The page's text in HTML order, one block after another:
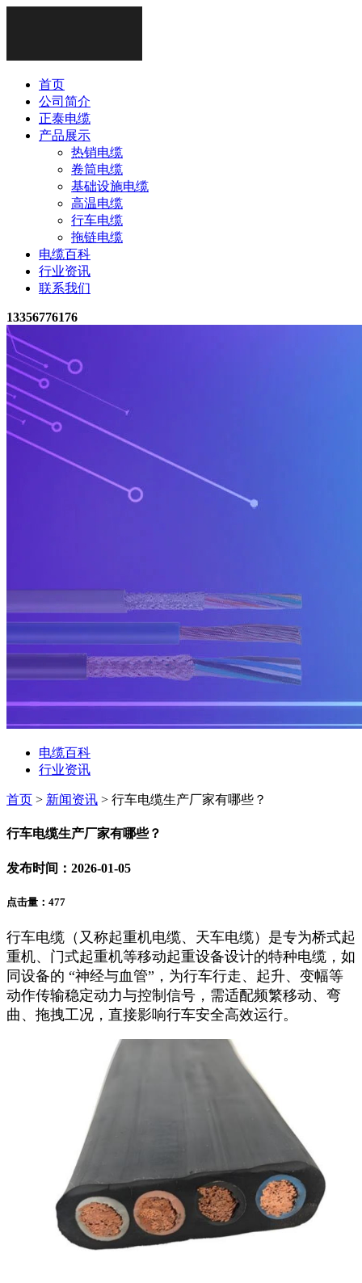
首页
公司简介
正泰电缆
产品展示
热销电缆
卷筒电缆
基础设施电缆
高温电缆
行车电缆
拖链电缆
电缆百科
行业资讯
联系我们
13356776176
电缆百科
行业资讯
首页 > 新闻资讯 > 行车电缆生产厂家有哪些？
行车电缆生产厂家有哪些？
发布时间：2026-01-05
点击量： 477
行车电缆（又称起重机电缆、天车电缆）是专为桥式起
重机、门式起重机等移动起重设备设计的特种电缆，如
同设备的 “神经与血管”，为行车行走、起升、变幅等
动作传输稳定动力与控制信号，需适配频繁移动、弯
曲、拖拽工况，直接影响行车安全高效运行。​